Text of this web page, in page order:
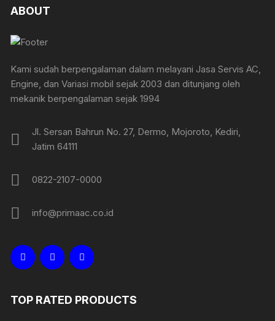
ABOUT
Kami sudah berpengalaman dalam melayani Jasa Servis AC,
Engine, dan Variasi mobil sejak 2003 dan ditunjang oleh
mekanik berpengalaman sejak 1994
Jl. Sersan Bahrun No. 27, Dermo, Mojoroto, Kediri,
Jatim 64111
0822-2107-0000
info@primaac.co.id
TOP RATED PRODUCTS